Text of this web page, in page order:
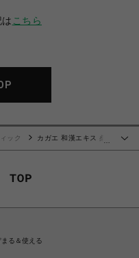
こちら
…
ック
カガエ 和漢エキス 桑
る＆使える